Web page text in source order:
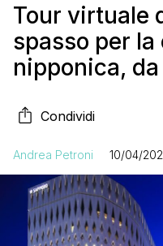
Tour virtuale
spasso per
nipponica,
Condividi
Andrea Petroni 10/04/